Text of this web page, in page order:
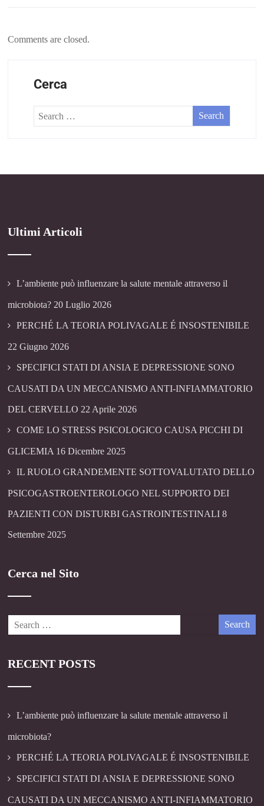
Comments are closed.
Cerca
Ultimi Articoli
L’ambiente può influenzare la salute mentale attraverso il
microbiota? 20 Luglio 2026
PERCHÉ LA TEORIA POLIVAGALE É INSOSTENIBILE
22 Giugno 2026
SPECIFICI STATI DI ANSIA E DEPRESSIONE SONO
CAUSATI DA UN MECCANISMO ANTI-INFIAMMATORIO
DEL CERVELLO 22 Aprile 2026
COME LO STRESS PSICOLOGICO CAUSA PICCHI DI
GLICEMIA 16 Dicembre 2025
IL RUOLO GRANDEMENTE SOTTOVALUTATO DELLO
PSICOGASTROENTEROLOGO NEL SUPPORTO DEI
PAZIENTI CON DISTURBI GASTROINTESTINALI 8
Settembre 2025
Cerca nel Sito
RECENT POSTS
L’ambiente può influenzare la salute mentale attraverso il
microbiota?
PERCHÉ LA TEORIA POLIVAGALE É INSOSTENIBILE
SPECIFICI STATI DI ANSIA E DEPRESSIONE SONO
CAUSATI DA UN MECCANISMO ANTI-INFIAMMATORIO